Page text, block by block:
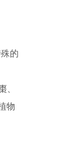
的
、
物